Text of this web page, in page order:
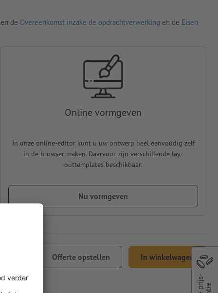
de Overeenkomst inzake de opdrachtverwerking en de Eisen
Online vormgeven
In onze online-editor kunt u uw ontwerp heel eenvoudig zelf
in de browser maken. Daarvoor zijn verschillende lay-
outtemplates beschikbaar.
Nu vormgeven
btw
Offerte opstellen In winkelwagen